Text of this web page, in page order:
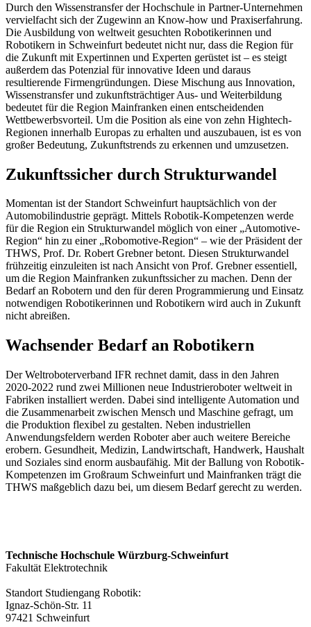
Durch den Wissenstransfer der Hochschule in Partner-Unternehmen
vervielfacht sich der Zugewinn an Know-how und Praxiserfahrung.
Die Ausbildung von weltweit gesuchten Robotikerinnen und
Robotikern in Schweinfurt bedeutet nicht nur, dass die Region für
die Zukunft mit Expertinnen und Experten gerüstet ist – es steigt
außerdem das Potenzial für innovative Ideen und daraus
resultierende Firmengründungen. Diese Mischung aus Innovation,
Wissenstransfer und zukunftsträchtiger Aus- und Weiterbildung
bedeutet für die Region Mainfranken einen entscheidenden
Wettbewerbsvorteil. Um die Position als eine von zehn Hightech-
Regionen innerhalb Europas zu erhalten und auszubauen, ist es von
großer Bedeutung, Zukunftstrends zu erkennen und umzusetzen.
Zukunftssicher durch Strukturwandel
Momentan ist der Standort Schweinfurt hauptsächlich von der
Automobilindustrie geprägt. Mittels Robotik-Kompetenzen werde
für die Region ein Strukturwandel möglich von einer „Automotive-
Region“ hin zu einer „Robomotive-Region“ – wie der Präsident der
THWS, Prof. Dr. Robert Grebner betont. Diesen Strukturwandel
frühzeitig einzuleiten ist nach Ansicht von Prof. Grebner essentiell,
um die Region Mainfranken zukunftssicher zu machen. Denn der
Bedarf an Robotern und den für deren Programmierung und Einsatz
notwendigen Robotikerinnen und Robotikern wird auch in Zukunft
nicht abreißen.
Wachsender Bedarf an Robotikern
Der Weltroboterverband IFR rechnet damit, dass in den Jahren
2020-2022 rund zwei Millionen neue Industrieroboter weltweit in
Fabriken installiert werden. Dabei sind intelligente Automation und
die Zusammenarbeit zwischen Mensch und Maschine gefragt, um
die Produktion flexibel zu gestalten. Neben industriellen
Anwendungsfeldern werden Roboter aber auch weitere Bereiche
erobern. Gesundheit, Medizin, Landwirtschaft, Handwerk, Haushalt
und Soziales sind enorm ausbaufähig. Mit der Ballung von Robotik-
Kompetenzen im Großraum Schweinfurt und Mainfranken trägt die
THWS maßgeblich dazu bei, um diesem Bedarf gerecht zu werden.
Technische Hochschule Würzburg-Schweinfurt
Fakultät Elektrotechnik
Standort Studiengang Robotik:
Ignaz-Schön-Str. 11
97421 Schweinfurt